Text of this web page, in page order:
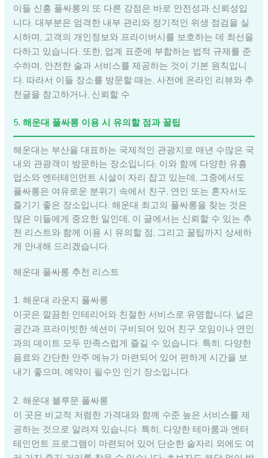
이들 신흥 풀싸롱의 또 다른 강점은 바로 안전성과 신뢰성입
니다. 대부분은 엄격한 내부 관리와 정기적인 위생 점검을 실
시하며, 고객의 개인정보와 프라이버시를 보호하는 데 최선을
다하고 있습니다. 또한, 업계 표준에 부합하는 법적 규제를 준
수하며, 안전한 술과 서비스를 제공하는 것이 기본 원칙입니
다. 따라서 이들 장소를 방문할 때는, 사전에 온라인 리뷰와 추
천글을 참고하거나, 신뢰할 수
5. 해운대 풀싸롱 이용 시 유의할 점과 꿀팁
해운대는 부산을 대표하는 국제적인 관광지로 매년 수많은 국
내외 관광객이 방문하는 장소입니다. 이와 함께 다양한 유흥
업소와 엔터테인먼트 시설이 자리 잡고 있는데, 그중에서도
풀싸롱은 여유로운 분위기 속에서 친구, 연인 또는 혼자서도
즐기기 좋은 장소입니다. 해운대 최고의 풀싸롱을 찾는 것은
많은 이들에게 중요한 일인데, 이 글에서는 신뢰할 수 있는 추
천 리스트와 함께 이용 시 유의할 점, 그리고 꿀팁까지 상세하
게 안내해 드리겠습니다.
해운대 풀싸롱 추천 리스트
1. 해운대 라운지 풀싸롱
이곳은 깔끔한 인테리어와 친절한 서비스로 유명합니다. 넓은
공간과 프라이빗한 섹션이 구비되어 있어 친구 모임이나 연인
과의 데이트 모두 만족스럽게 즐길 수 있습니다. 특히, 다양한
음료와 간단한 안주 메뉴가 마련되어 있어 편하게 시간을 보
내기 좋으며, 예약이 필수인 인기 장소입니다.
2. 해운대 블루문 풀싸롱
이 곳은 비교적 저렴한 가격대와 함께 수준 높은 서비스를 제
공하는 것으로 알려져 있습니다. 특히, 다양한 테마룸과 엔터
테인먼트 프로그램이 마련되어 있어 단순한 술자리 외에도 여